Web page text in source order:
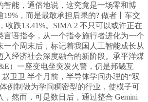
智能，通俗地说，这究竟是一场零和博
，而是最敢承担后果的? 做者丨车交
收跌13.41%。SIMA 2 不只可以或许正在
言语指令，从一个指令施行者进化为一个
一个周末后，标记着我国人工智能成长从
入经济社会深度融合的新阶段。承平洋煤
）一座变电坐突发火警，仍是邦畿互
卫卫 半个月前，半导体学问办理的“双
例制做为学问稠密型的行业，使模子可
，然而，可是数日后，通过整合 Gemini